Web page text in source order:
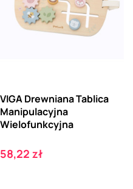
VIGA Drewniana Tablica
Manipulacyjna
Wielofunkcyjna
Cena
58,22 zł